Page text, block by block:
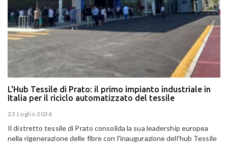
L'Hub Tessile di Prato: il primo impianto industriale in
Italia per il riciclo automatizzato del tessile
23 Luglio 2026
Il distretto tessile di Prato consolida la sua leadership europea
nella rigenerazione delle fibre con l'inaugurazione dell'hub Tessile